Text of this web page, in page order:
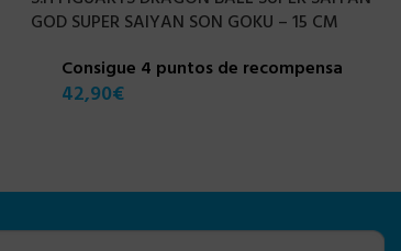
GOD SUPER SAIYAN SON GOKU – 15 CM
Consigue 4 puntos de recompensa
42,90€